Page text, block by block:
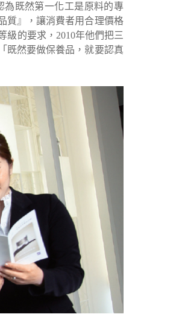
為既然第一化工是原料的專
質』，讓消費者用合理價格
級的要求，2010年他們把三
既然要做保養品，就要認真